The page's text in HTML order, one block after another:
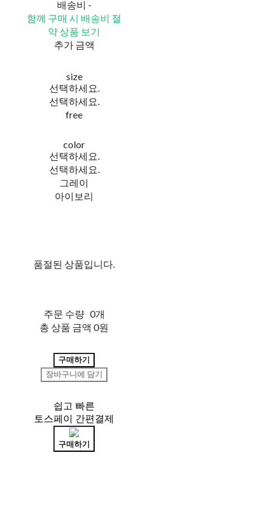
배송비 -
함께 구매 시 배송비 절
약 상품 보기
추가 금액
size
선택하세요.
선택하세요.
free
color
선택하세요.
선택하세요.
그레이
아이보리
품절된 상품입니다.
주문 수량 0개
총 상품 금액 0원
구매하기
장바구니에 담기
쉽고 빠른
토스페이 간편결제
구매하기